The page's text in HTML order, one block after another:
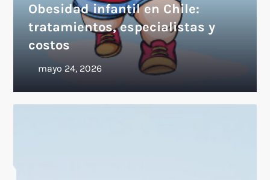
Obesidad infantil en Chile:
tratamientos, especialistas y
costos